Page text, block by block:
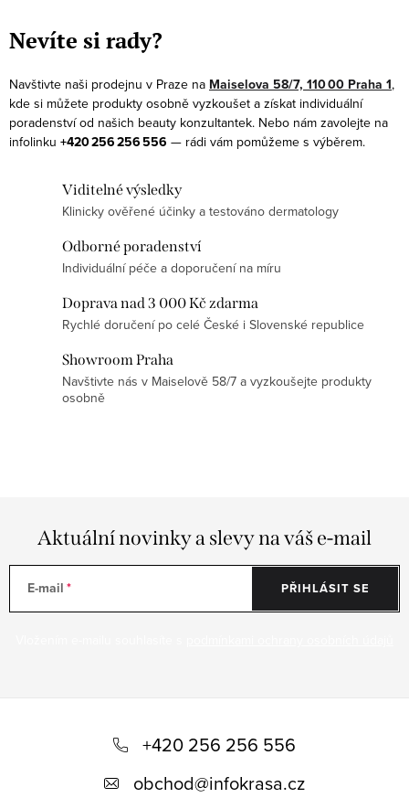
v
l
á
d
a
c
Nevíte si rady?
Navštivte naši prodejnu v Praze na Maiselova 58/7, 110 00 Praha 1,
kde si můžete produkty osobně vyzkoušet a získat individuální
poradenství od našich beauty konzultantek. Nebo nám zavolejte na
infolinku +420 256 256 556 — rádi vám pomůžeme s výběrem.
Viditelné výsledky
Klinicky ověřené účinky a testováno dermatology
Odborné poradenství
Individuální péče a doporučení na míru
Doprava nad 3 000 Kč zdarma
Rychlé doručení po celé České i Slovenské republice
Showroom Praha
Navštivte nás v Maiselově 58/7 a vyzkoušejte produkty
osobně
Aktuální novinky a slevy na váš e-mail
E-mail PŘIHLÁSIT SE
+420 256 256 556
obchod@infokrasa.cz